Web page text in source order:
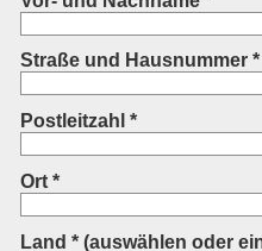
Straße und Hausnummer *
Postleitzahl *
Ort *
Land * (auswählen oder